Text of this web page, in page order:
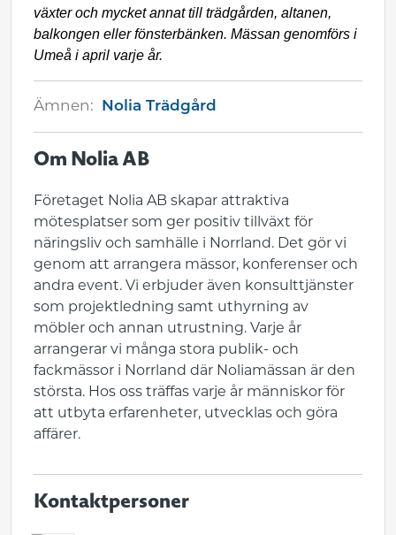
växter och mycket annat till trädgården, altanen,
balkongen eller fönsterbänken. Mässan genomförs i
Umeå i april varje år.
Ämnen: Nolia Trädgård
Om Nolia AB
Företaget Nolia AB skapar attraktiva
mötesplatser som ger positiv tillväxt för
näringsliv och samhälle i Norrland. Det gör vi
genom att arrangera mässor, konferenser och
andra event. Vi erbjuder även konsulttjänster
som projektledning samt uthyrning av
möbler och annan utrustning. Varje år
arrangerar vi många stora publik- och
fackmässor i Norrland där Noliamässan är den
största. Hos oss träffas varje år människor för
att utbyta erfarenheter, utvecklas och göra
affärer.
Kontaktpersoner